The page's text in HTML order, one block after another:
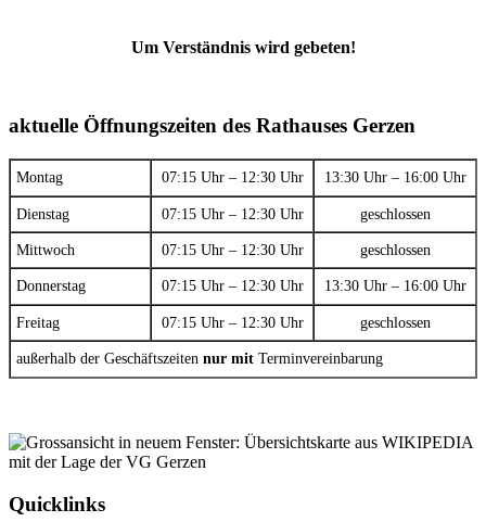
Um Verständnis wird gebeten!
aktuelle Öffnungszeiten des Rathauses Gerzen
Montag 07:15 Uhr – 12:30 Uhr 13:30 Uhr – 16:00 Uhr
Dienstag 07:15 Uhr – 12:30 Uhr geschlossen
Mittwoch 07:15 Uhr – 12:30 Uhr geschlossen
Donnerstag 07:15 Uhr – 12:30 Uhr 13:30 Uhr – 16:00 Uhr
Freitag 07:15 Uhr – 12:30 Uhr geschlossen
außerhalb der Geschäftszeiten nur mit Terminvereinbarung
Quicklinks